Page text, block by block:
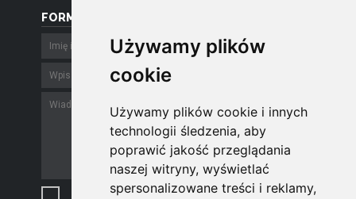
Używamy plików
cookie
Używamy plików cookie i innych
technologii śledzenia, aby
poprawić jakość przeglądania
naszej witryny, wyświetlać
spersonalizowane treści i reklamy,
Używamy plików
cookie
Używamy plików cookie i innych
technologii śledzenia, aby
poprawić jakość przeglądania
naszej witryny, wyświetlać
spersonalizowane treści i reklamy,
FORMULARZ
Szanujemy Twoją prywatność.